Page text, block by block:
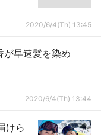
2020/6/4(Th) 13:45
が早速髪を染め
2020/6/4(Th) 13:44
けら